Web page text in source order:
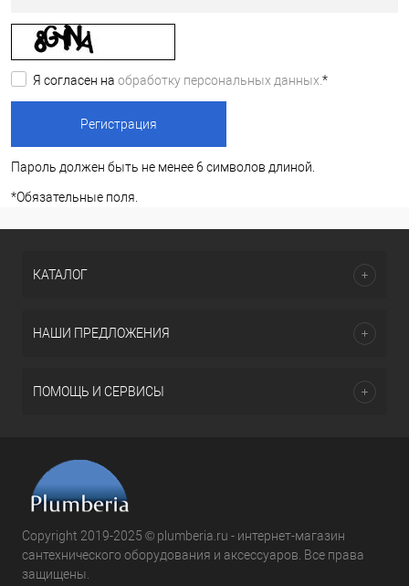
Я согласен на обработку персональных данных. *
Пароль должен быть не менее 6 символов длиной.
*Обязательные поля.
КАТАЛОГ
НАШИ ПРЕДЛОЖЕНИЯ
ПОМОЩЬ И СЕРВИСЫ
Copyright 2019-2025 © plumberia.ru - интернет-магазин
сантехнического оборудования и аксессуаров. Все права
защищены.